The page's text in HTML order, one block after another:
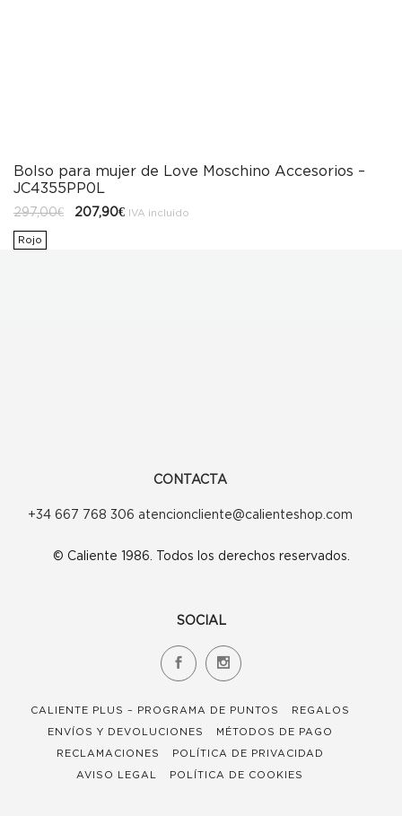
Bolso para mujer de Love Moschino Accesorios –
JC4355PP0L
297,00€
El
precio
207,90€ElIVA incluido
Rojo
CONTACTA
+34 667 768 306 atencioncliente@calienteshop.com
© Caliente 1986. Todos los derechos reservados.
SOCIAL
CALIENTE PLUS – PROGRAMA DE PUNTOS
REGALOS
ENVÍOS Y DEVOLUCIONES
MÉTODOS DE PAGO
RECLAMACIONES
POLÍTICA DE PRIVACIDAD
AVISO LEGAL
POLÍTICA DE COOKIES